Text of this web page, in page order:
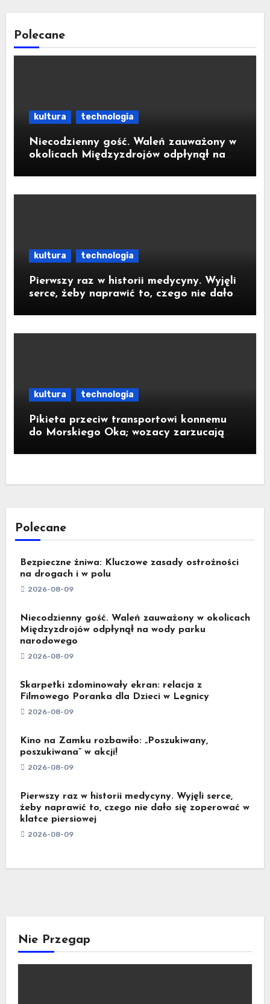
Polecane
kultura technologia
Niecodzienny gość. Waleń zauważony w
okolicach Międzyzdrojów odpłynął na
kultura technologia
Pierwszy raz w historii medycyny. Wyjęli
serce, żeby naprawić to, czego nie dało
kultura technologia
Pikieta przeciw transportowi konnemu
do Morskiego Oka; wozacy zarzucają
Polecane
Bezpieczne żniwa: Kluczowe zasady ostrożności
na drogach i w polu
2026-08-09
Niecodzienny gość. Waleń zauważony w okolicach
Międzyzdrojów odpłynął na wody parku
narodowego
2026-08-09
Skarpetki zdominowały ekran: relacja z
Filmowego Poranka dla Dzieci w Legnicy
2026-08-09
Kino na Zamku rozbawiło: „Poszukiwany,
poszukiwana” w akcji!
2026-08-09
Pierwszy raz w historii medycyny. Wyjęli serce,
żeby naprawić to, czego nie dało się zoperować w
klatce piersiowej
2026-08-09
Nie Przegap